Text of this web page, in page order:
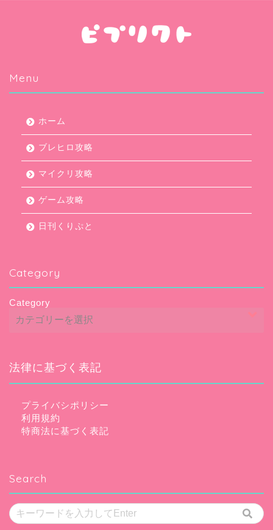
Menu
ホーム
ブレヒロ攻略
マイクリ攻略
ゲーム攻略
日刊くりぷと
Category
Category
法律に基づく表記
プライバシポリシー
利用規約
特商法に基づく表記
Search